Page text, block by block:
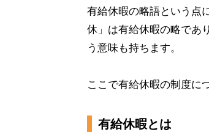
有給休暇の略語という点
休」は有給休暇の略であ
う意味も持ちます。
ここで有給休暇の制度に
有給休暇とは